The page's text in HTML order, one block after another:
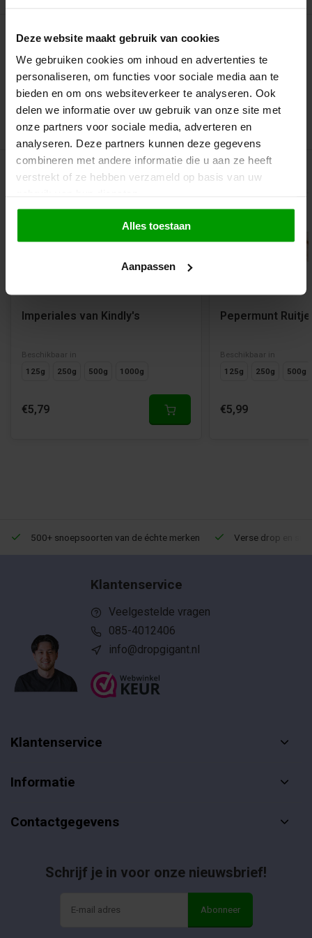
Deze website maakt gebruik van cookies
We gebruiken cookies om inhoud en advertenties te
personaliseren, om functies voor sociale media aan te
bieden en om ons websiteverkeer te analyseren. Ook
delen we informatie over uw gebruik van onze site met
onze partners voor sociale media, adverteren en
analyseren. Deze partners kunnen deze gegevens
combineren met andere informatie die u aan ze heeft
verstrekt of ze hebben verzameld op basis van uw
Alles toestaan
Aanpassen
Klein van stuk
Hevige pepermuntsmaak
Gaat snel op
Gerelateerde producten
Imperiales van Kindly's
Beschikbaar in
125g
250g 500g 1000g
€5,79
Pepermunt
Beschikbaar in
125g
250g 500g
€5,99
500+ snoepsoorten van de échte merken Verse drop en
Klantenservice
Veelgestelde vragen
085-4012406
info@dropgigant.nl
Klantenservice
Informatie
Contactgegevens
Schrijf je in voor onze nieuwsbrief!
Abonneer